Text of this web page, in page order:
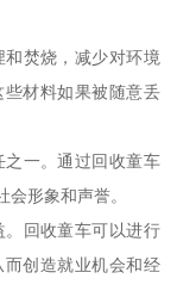
焚烧，减少对环境
材料如果被随意丢
一。通过回收童车
形象和声誉。
回收童车可以进行
创造就业机会和经